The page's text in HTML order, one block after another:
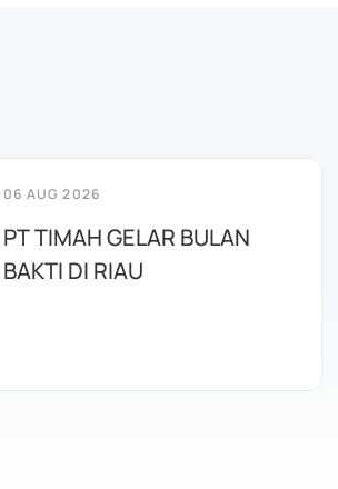
06 AUG 2026
PT TIMAH GELAR BULAN
BAKTI DI RIAU